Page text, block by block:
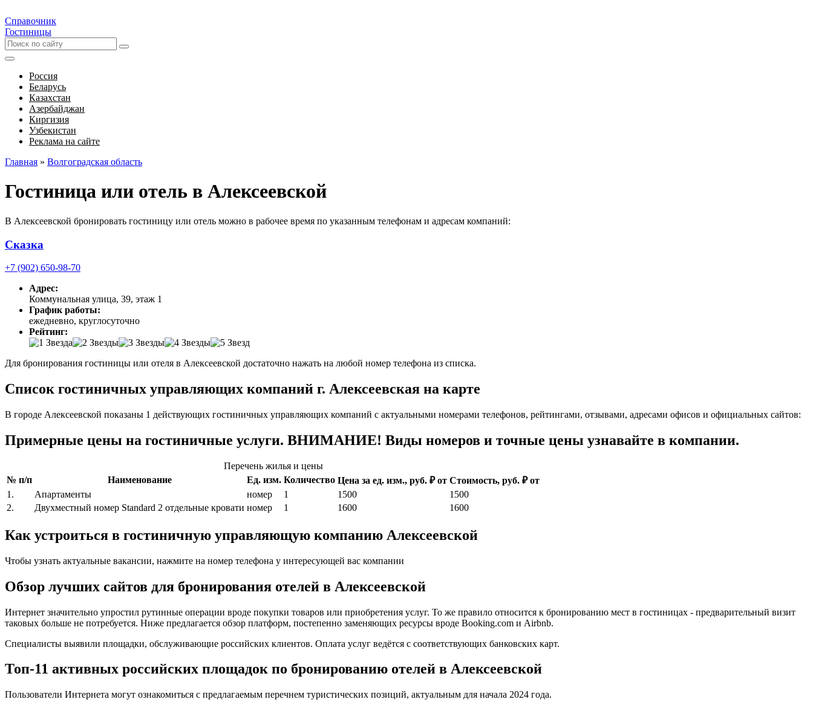
Справочник
Гостиницы
Россия
Беларусь
Казахстан
Азербайджан
Киргизия
Узбекистан
Реклама на сайте
Главная » Волгоградская область
Гостиница или отель в Алексеевской
В Алексеевской бронировать гостиницу или отель можно в рабочее время по указанным телефонам и адресам компаний:
Сказка
+7 (902) 650-98-70
Адрес:
Коммунальная улица, 39, этаж 1
График работы:
ежедневно, круглосуточно
Рейтинг:
Для бронирования гостиницы или отеля в Алексеевской достаточно нажать на любой номер телефона из списка.
Список гостиничных управляющих компаний г. Алексеевская на карте
В городе Алексеевской показаны 1 действующих гостиничных управляющих компаний с актуальными номерами телефонов, рейтингами, отзывами, адресами офисов и официальных сайтов:
Примерные цены на гостиничные услуги. ВНИМАНИЕ! Виды номеров и точные цены узнавайте в компании.
Перечень жилья и цены
№ п/п
Наименование Ед. изм. Количество Цена за ед. изм., руб. ₽ от Стоимость, руб. ₽ от
1.
Апартаменты номер 1 1500
1500
2.
Двухместный номер Standard 2 отдельные кровати номер 1 1600 1600
Как устроиться в гостиничную управляющую компанию Алексеевской
Чтобы узнать актуальные вакансии, нажмите на номер телефона у интересующей вас компании
Обзор лучших сайтов для бронирования отелей в Алексеевской
Интернет значительно упростил рутинные операции вроде покупки товаров или приобретения услуг. То же правило относится к бронированию мест в гостиницах - предварительный визит
таковых больше не потребуется. Ниже предлагается обзор платформ, постепенно заменяющих ресурсы вроде Booking.com и Airbnb.
Специалисты выявили площадки, обслуживающие российских клиентов. Оплата услуг ведётся с соответствующих банковских карт.
Топ-11 активных российских площадок по бронированию отелей в Алексеевской
Пользователи Интернета могут ознакомиться с предлагаемым перечнем туристических позиций, актуальным для начала 2024 года.